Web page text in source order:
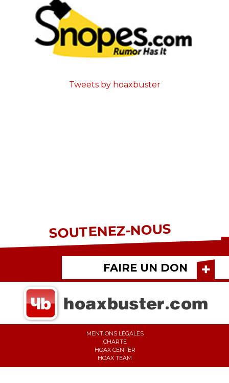
Tweets by hoaxbuster
SOUTENEZ-NOUS
FAIRE UN DON
MENTIONS LÉGALES
CHARTE
HOAX CENTER
HOAX TEAM